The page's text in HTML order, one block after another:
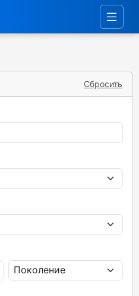
Сбросить